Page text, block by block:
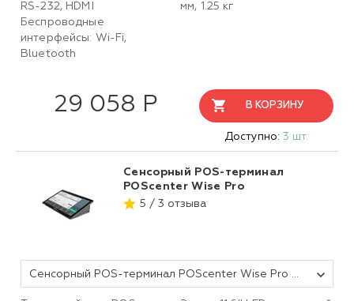
RS-232, HDMI
Беспроводные
интерфейсы: Wi-Fi,
Bluetooth
мм, 1.25 кг
29 058 Р В КОРЗИНУ
Доступно: 3 шт.
Сенсорный POS-терминал
POScenter Wise Pro
5 / 3 отзыва
Сенсорный POS-терминал POScenter Wise Pro (11, 6", P-CAP, J4125, RAM 4Gb, eMMC 64Gb, WiFi, BT) без ОС